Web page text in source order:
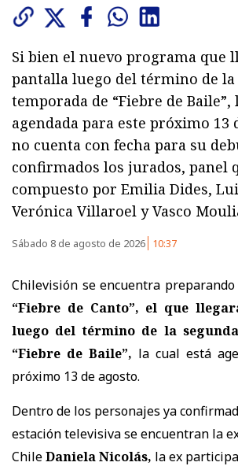
Si bien el nuevo programa que
pantalla luego del término de la
temporada de “Fiebre de Baile”,
agendada para este próximo 13
no cuenta con fecha para su
confirmados los jurados, panel
compuesto por Emilia Dides,
Verónica Villaroel y Vasco
Sábado 8 de agosto de 2026 10:37
Chilevisión se encuentra
“Fiebre de Canto”, el que
luego del término de la
“Fiebre de Baile”, la cual está
próximo 13 de agosto.
Dentro de los personajes ya
estación televisiva se encuentran la
ChileDaniela Nicolás, la ex